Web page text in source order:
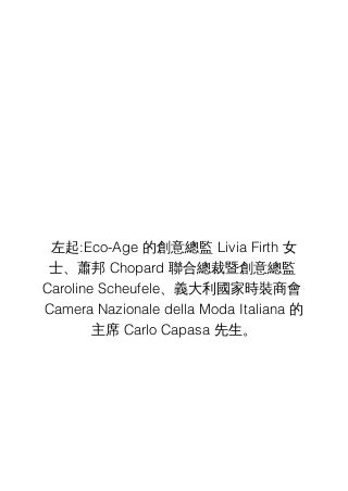
左起:Eco-Age 的創意總監 Livia Firth 女
士、蕭邦 Chopard 聯合總裁暨創意總監
Caroline Scheufele、義大利國家時裝商會
Camera Nazionale della Moda Italiana 的
主席 Carlo Capasa 先生。